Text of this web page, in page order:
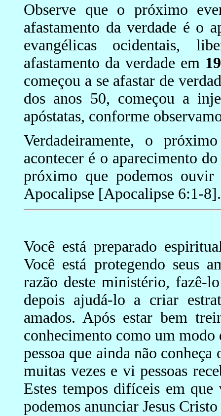
Observe que o próximo
afastamento da verdade é o
evangélicas ocidentais,
afastamento da verdade em
começou a se afastar de
dos anos 50, começou a
apóstatas, conforme
Verdadeiramente, o
acontecer é o aparecimento
próximo que podemos
Apocalipse [Apocalipse 6:1-8].
Você está preparado
Você está protegendo seus
razão deste ministério, fazê-
depois ajudá-lo a criar
amados. Após estar bem
conhecimento como um modo
pessoa que ainda não
muitas vezes e vi pessoas
Estes tempos difíceis em
podemos anunciar Jesus